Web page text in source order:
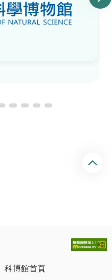
科博館首頁
回
頂
端